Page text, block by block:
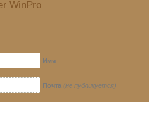
WinPro
Имя
Почта (не публикуется)